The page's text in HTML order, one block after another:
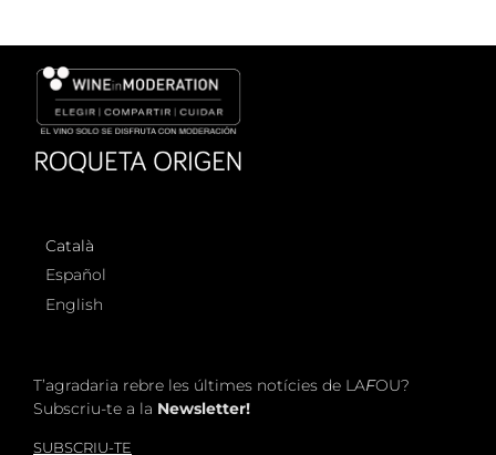
Català
Español
English
T’agradaria rebre les últimes notícies de LAFOU?
Subscriu-te a la Newsletter!
SUBSCRIU-TE